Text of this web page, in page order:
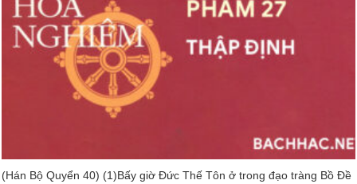
(Hán Bộ Quyển 40) (1)Bấy giờ Ðức Thế Tôn ở trong đạo tràng Bồ Đề